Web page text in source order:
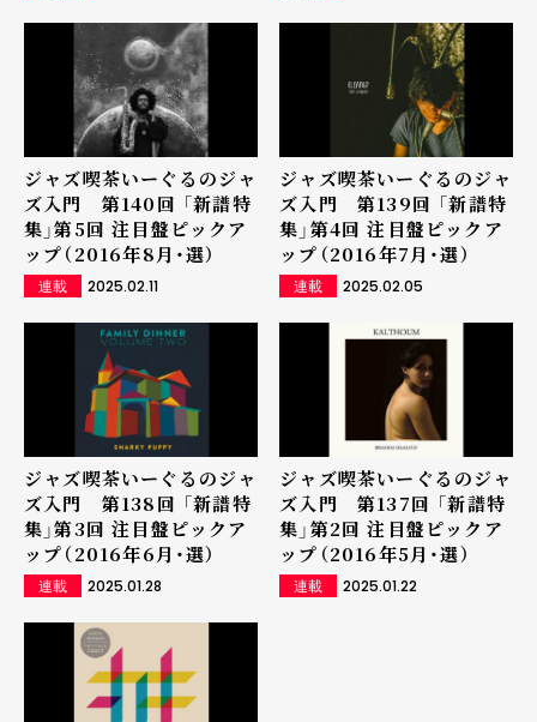
ジャズ喫茶いーぐるのジャ
ズ入門 第140回 「新譜特
集」第5回 注目盤ピックア
ップ（2016年8月・選）
連載 2025.02.11
ジャズ喫茶いーぐるのジャ
ズ入門 第139回 「新譜特
集」第4回 注目盤ピックア
ップ（2016年7月・選）
連載 2025.02.05
ジャズ喫茶いーぐるのジャ
ズ入門 第138回 「新譜特
集」第3回 注目盤ピックア
ップ（2016年6月・選）
連載 2025.01.28
ジャズ喫茶いーぐるのジャ
ズ入門 第137回 「新譜特
集」第2回 注目盤ピックア
ップ（2016年5月・選）
連載 2025.01.22